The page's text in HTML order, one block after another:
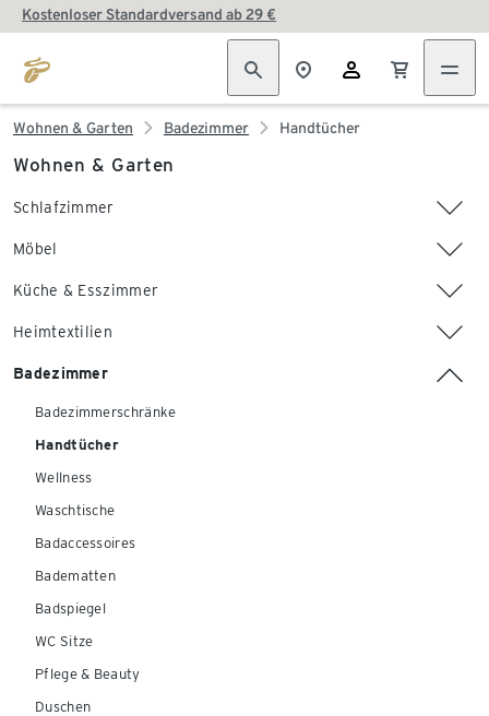
Kostenloser Standardversand ab 29 €
Wohnen & Garten Badezimmer Handtücher
Wohnen & Garten
Schlafzimmer
Möbel
Küche & Esszimmer
Heimtextilien
Badezimmer
Badezimmerschränke
Handtücher
Wellness
Waschtische
Badaccessoires
Badematten
Badspiegel
WC Sitze
Pflege & Beauty
Duschen